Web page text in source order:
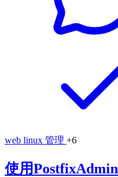
web linux 管理 +6
使用